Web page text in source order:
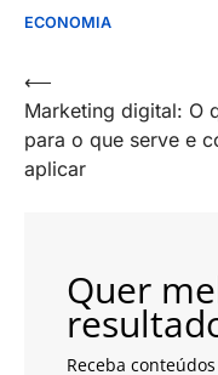
ECONOMIA
Navegação
de
artigos
⟵
Marketing digital: O
para o que serve e
aplicar
Quer
Receba